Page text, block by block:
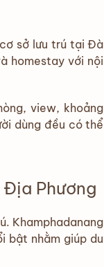
sở lưu trú tại Đà
homestay với nội
view, khoảng
dùng đều có thể
Địa Phương
Khamphadanang
bật nhằm giúp du